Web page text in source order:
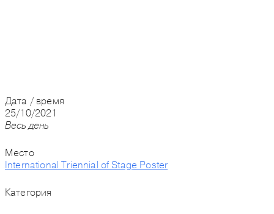
Дата / время
25/10/2021
Весь день
Место
International Triennial of Stage Poster
Категория